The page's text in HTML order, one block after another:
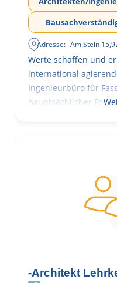
Adresse: Am Stein 15,
Werte schaffen und
international
Ingenieurbüro für
hauptsächlicher
-Architekt